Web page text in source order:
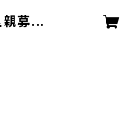
募集